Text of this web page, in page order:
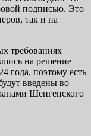
подписью. Это
так и на
требованиях
на решение
года, поэтому есть
введены во
Шенгенского